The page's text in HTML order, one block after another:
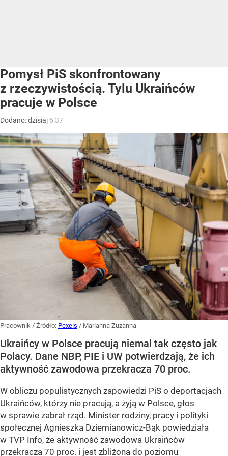
Pomysł PiS skonfrontowany
z rzeczywistością. Tylu Ukraińców
pracuje w Polsce
Dodano:dzisiaj 6:37
Pracownik / Źródło: Pexels / Marianna Zuzanna
Ukraińcy w Polsce pracują niemal tak często jak
Polacy. Dane NBP, PIE i UW potwierdzają, że ich
aktywność zawodowa przekracza 70 proc.
W obliczu populistycznych zapowiedzi PiS o deportacjach
Ukraińców, którzy nie pracują, a żyją w Polsce, głos
w sprawie zabrał rząd. Minister rodziny, pracy i polityki
społecznej Agnieszka Dziemianowicz-Bąk powiedziała
w TVP Info, że aktywność zawodowa Ukraińców
przekracza 70 proc. i jest zbliżona do poziomu